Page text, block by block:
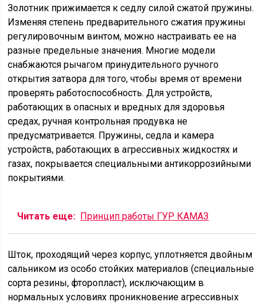
Золотник прижимается к седлу силой сжатой пружины.
Изменяя степень предварительного сжатия пружины
регулировочным винтом, можно настраивать ее на
разные предельные значения. Многие модели
снабжаются рычагом принудительного ручного
открытия затвора для того, чтобы время от времени
проверять работоспособность. Для устройств,
работающих в опасных и вредных для здоровья
средах, ручная контрольная продувка не
предусматривается. Пружины, седла и камера
устройств, работающих в агрессивных жидкостях и
газах, покрывается специальными антикоррозийными
покрытиями.
Читать еще: Принцип работы ГУР КАМАЗ
Шток, проходящий через корпус, уплотняется двойным
сальником из особо стойких материалов (специальные
сорта резины, фторопласт), исключающим в
нормальных условиях проникновение агрессивных